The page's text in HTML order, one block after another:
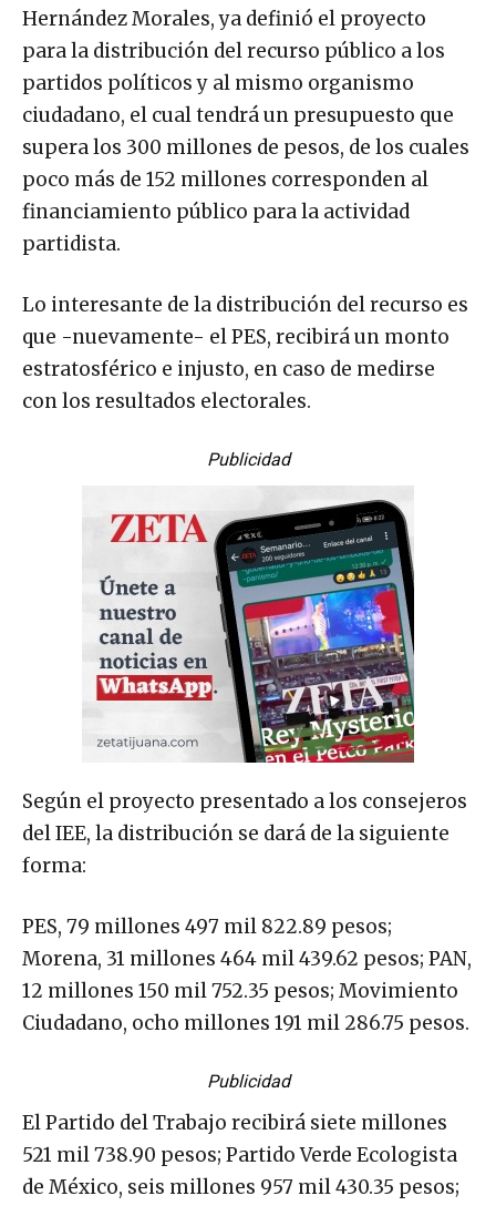
Hernández Morales, ya definió el proyecto
para la distribución del recurso público a los
partidos políticos y al mismo organismo
ciudadano, el cual tendrá un presupuesto que
supera los 300 millones de pesos, de los cuales
poco más de 152 millones corresponden al
financiamiento público para la actividad
partidista.
Lo interesante de la distribución del recurso es
que -nuevamente- el PES, recibirá un monto
estratosférico e injusto, en caso de medirse
con los resultados electorales.
Publicidad
Según el proyecto presentado a los consejeros
del IEE, la distribución se dará de la siguiente
forma:
PES, 79 millones 497 mil 822.89 pesos;
Morena, 31 millones 464 mil 439.62 pesos; PAN,
12 millones 150 mil 752.35 pesos; Movimiento
Ciudadano, ocho millones 191 mil 286.75 pesos.
Publicidad
El Partido del Trabajo recibirá siete millones
521 mil 738.90 pesos; Partido Verde Ecologista
de México, seis millones 957 mil 430.35 pesos;